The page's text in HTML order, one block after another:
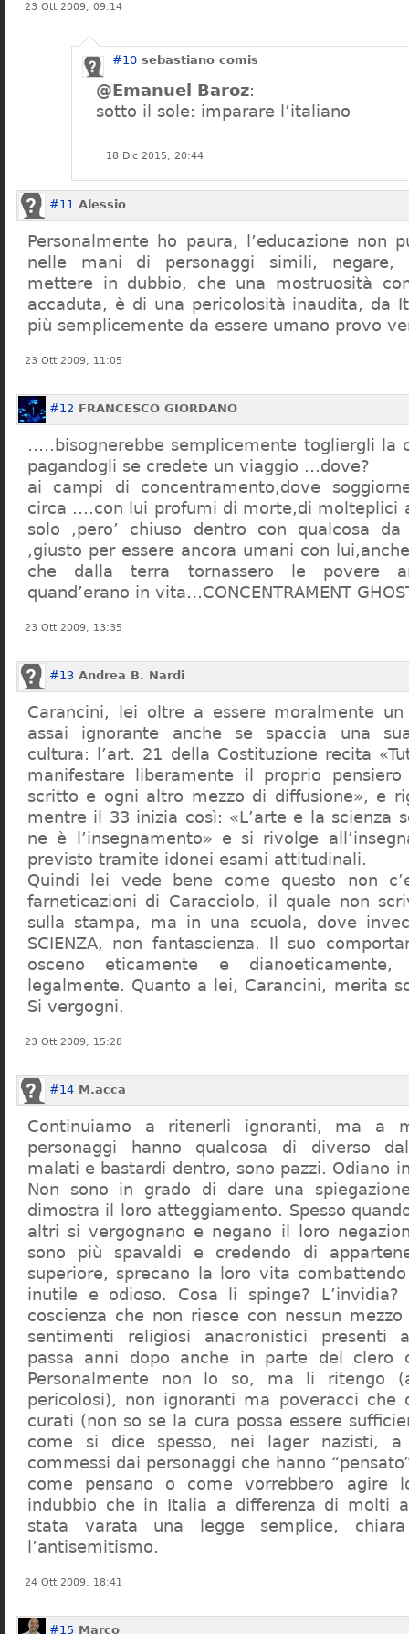
23 Ott 2009, 09:14
#10 sebastiano comis
@Emanuel Baroz:
sotto il sole: imparare l’italiano
18 Dic 2015, 20:44
#11 Alessio
Personalmente ho paura, l’educazione non
nelle mani di personaggi simili, negare,
mettere in dubbio, che una mostruosità
accaduta, è di una pericolosità inaudita, da
più semplicemente da essere umano provo
23 Ott 2009, 11:05
#12 FRANCESCO GIORDANO
…..bisognerebbe semplicemente togliergli la
pagandogli se credete un viaggio …dove?
ai campi di concentramento,dove
circa ….con lui profumi di morte,di molteplici
solo ,pero’ chiuso dentro con qualcosa
,giusto per essere ancora umani con
che dalla terra tornassero le povere
quand’erano in vita…CONCENTRAMENT
23 Ott 2009, 13:35
#13 Andrea B. Nardi
Carancini, lei oltre a essere moralmente
assai ignorante anche se spaccia una
cultura: l’art. 21 della Costituzione recita
manifestare liberamente il proprio
scritto e ogni altro mezzo di diffusione», e
mentre il 33 inizia così: «L’arte e la scienza
ne è l’insegnamento» e si rivolge
previsto tramite idonei esami attitudinali.
Quindi lei vede bene come questo non
farneticazioni di Caracciolo, il quale non
sulla stampa, ma in una scuola, dove
SCIENZA, non fantascienza. Il suo
osceno eticamente e dianoeticamente,
legalmente. Quanto a lei, Carancini, merita
Si vergogni.
23 Ott 2009, 15:28
#14 M.acca
Continuiamo a ritenerli ignoranti, ma a
personaggi hanno qualcosa di diverso
malati e bastardi dentro, sono pazzi. Odiano
Non sono in grado di dare una
dimostra il loro atteggiamento. Spesso
altri si vergognano e negano il loro
sono più spavaldi e credendo di
superiore, sprecano la loro vita
inutile e odioso. Cosa li spinge?
coscienza che non riesce con nessun
sentimenti religiosi anacronistici presenti
passa anni dopo anche in parte del clero
Personalmente non lo so, ma li ritengo
pericolosi), non ignoranti ma poveracci che
curati (non so se la cura possa essere
come si dice spesso, nei lager nazisti,
commessi dai personaggi che hanno
come pensano o come vorrebbero agire
indubbio che in Italia a differenza di molti
stata varata una legge semplice,
l’antisemitismo.
24 Ott 2009, 18:41
#15 Marco